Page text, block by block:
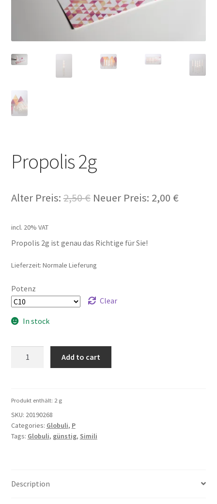
Propolis 2g
Alter Preis: 2,50€ Neuer Preis: 2,00 €
incl. 20% VAT
Propolis 2g ist genau das Richtige für Sie!
Lieferzeit: Normale Lieferung
Potenz
Clear
In stock
Add to cart
Produkt enthält: 2 g
SKU: 20190268
Categories: Globuli, P
Tags: Globuli, günstig, Simili
Description